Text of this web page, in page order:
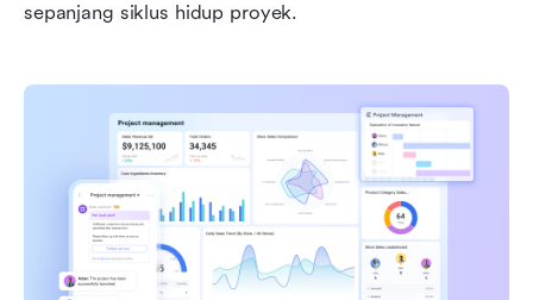
sepanjang siklus hidup proyek.